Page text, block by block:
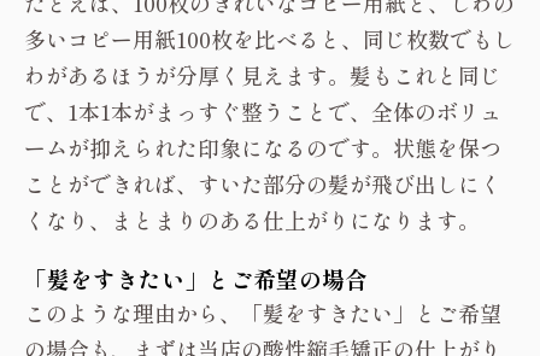
多いコピー用紙100枚を比べると、同じ枚数でもし
わがあるほうが分厚く見えます。髪もこれと同じ
で、1本1本がまっすぐ整うことで、全体のボリュ
ームが抑えられた印象になるのです。状態を保つ
ことができれば、すいた部分の髪が飛び出しにく
くなり、まとまりのある仕上がりになります。
「髪をすきたい」とご希望の場合
このような理由から、「髪をすきたい」とご希望
の場合も、まずは当店の酸性縮毛矯正の仕上がり